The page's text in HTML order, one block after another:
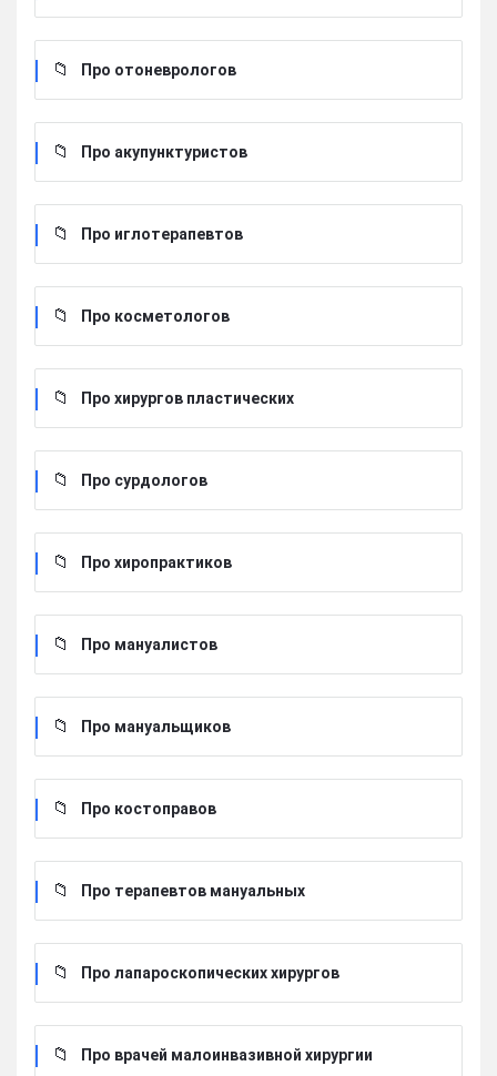
Про отоневрологов
Про акупунктуристов
Про иглотерапевтов
Про косметологов
Про хирургов пластических
Про сурдологов
Про хиропрактиков
Про мануалистов
Про мануальщиков
Про костоправов
Про терапевтов мануальных
Про лапароскопических хирургов
Про врачей малоинвазивной хирургии